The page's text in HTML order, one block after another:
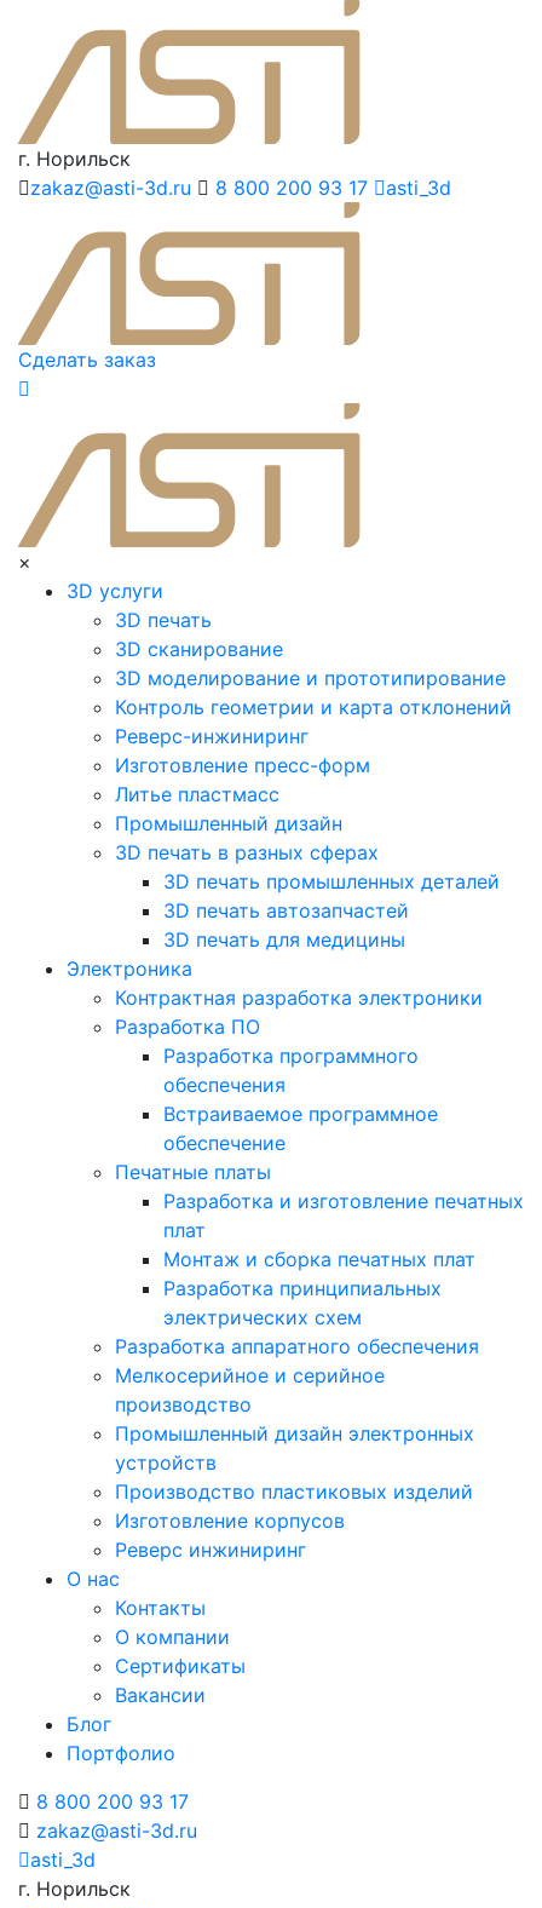
г. Норильск
zakaz@asti-3d.ru
8 800 200 93 17 asti_3d
Сделать заказ
×
3D услуги
3D печать
3D сканирование
3D моделирование и прототипирование
Контроль геометрии и карта отклонений
Реверс-инжиниринг
Изготовление пресс-форм
Литье пластмасс
Промышленный дизайн
3D печать в разных сферах
3D печать промышленных деталей
3D печать автозапчастей
3D печать для медицины
Электроника
Контрактная разработка электроники
Разработка ПО
Разработка программного
обеспечения
Встраиваемое программное
обеспечение
Печатные платы
Разработка и изготовление печатных
плат
Монтаж и сборка печатных плат
Разработка принципиальных
электрических схем
Разработка аппаратного обеспечения
Мелкосерийное и серийное
производство
Промышленный дизайн электронных
устройств
Производство пластиковых изделий
Изготовление корпусов
Реверс инжиниринг
О нас
Контакты
О компании
Сертификаты
Вакансии
Блог
Портфолио
8 800 200 93 17
zakaz@asti-3d.ru
asti_3d
г. Норильск